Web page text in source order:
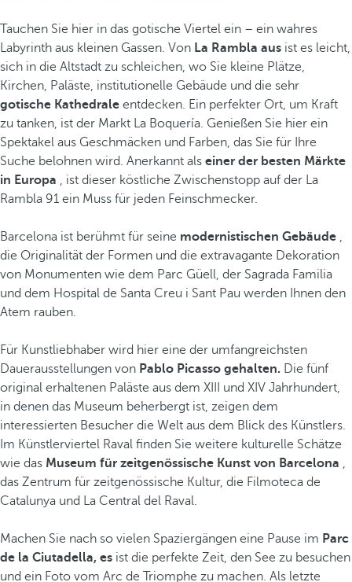
Tauchen Sie hier in das gotische Viertel ein – ein wahres
Labyrinth aus kleinen Gassen. Von La Rambla aus ist es leicht,
sich in die Altstadt zu schleichen, wo Sie kleine Plätze,
Kirchen, Paläste, institutionelle Gebäude und die sehr
gotische Kathedrale entdecken. Ein perfekter Ort, um Kraft
zu tanken, ist der Markt La Boquería. Genießen Sie hier ein
Spektakel aus Geschmäcken und Farben, das Sie für Ihre
Suche belohnen wird. Anerkannt als einer der besten Märkte
in Europa , ist dieser köstliche Zwischenstopp auf der La
Rambla 91 ein Muss für jeden Feinschmecker.
Barcelona ist berühmt für seine modernistischen Gebäude ,
die Originalität der Formen und die extravagante Dekoration
von Monumenten wie dem Parc Güell, der Sagrada Familia
und dem Hospital de Santa Creu i Sant Pau werden Ihnen den
Atem rauben.
Für Kunstliebhaber wird hier eine der umfangreichsten
Dauerausstellungen von Pablo Picasso gehalten. Die fünf
original erhaltenen Paläste aus dem XIII und XIV Jahrhundert,
in denen das Museum beherbergt ist, zeigen dem
interessierten Besucher die Welt aus dem Blick des Künstlers.
Im Künstlerviertel Raval finden Sie weitere kulturelle Schätze
wie das Museum für zeitgenössische Kunst von Barcelona ,
das Zentrum für zeitgenössische Kultur, die Filmoteca de
Catalunya und La Central del Raval.
Machen Sie nach so vielen Spaziergängen eine Pause im Parc
de la Ciutadella, es ist die perfekte Zeit, den See zu besuchen
und ein Foto vom Arc de Triomphe zu machen. Als letzte